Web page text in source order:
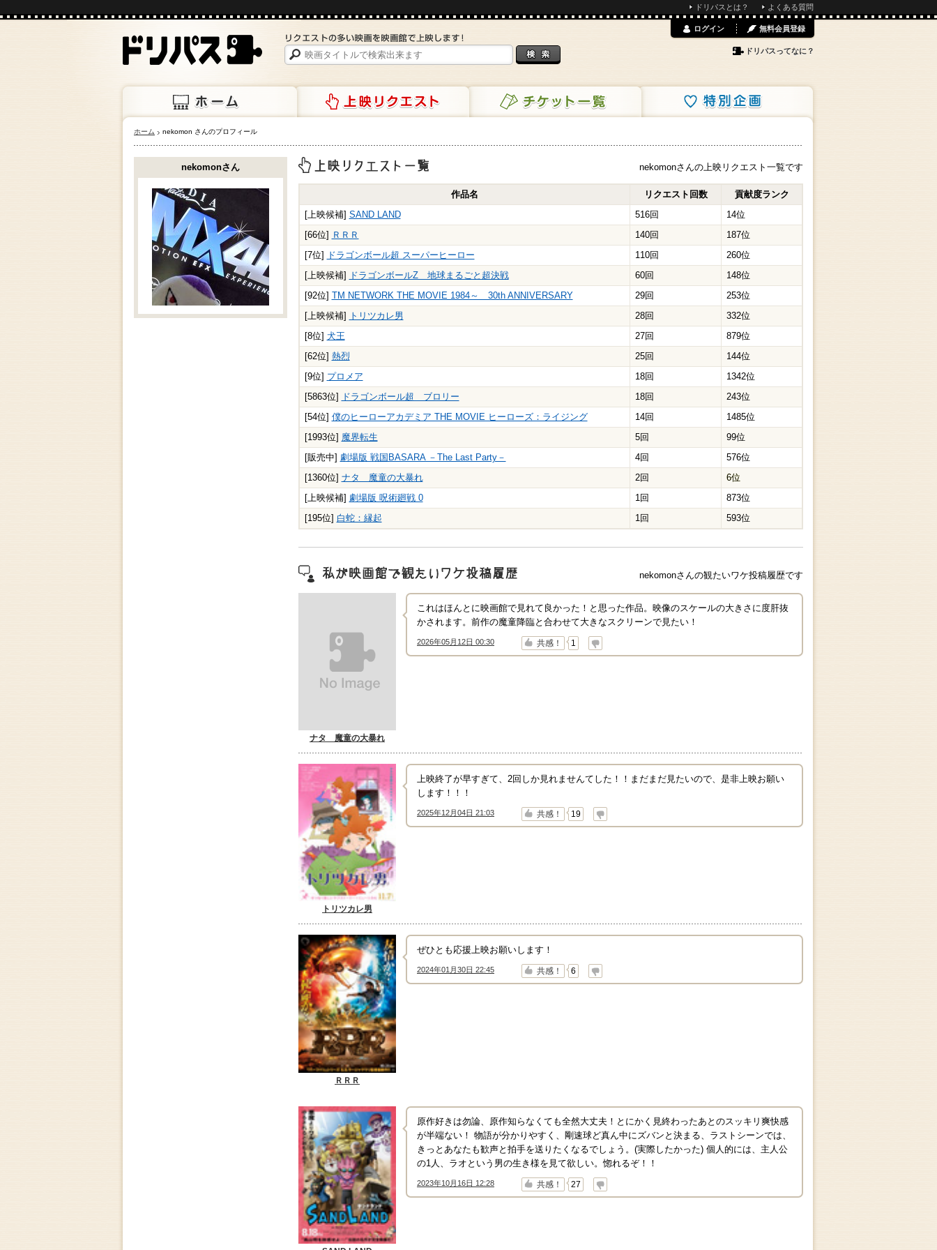
ドリパスとは？ よくある質問
ホーム 上映リクエスト チケット一覧 特別企画
ログイン 無料会員登録
ドリパスってなに？
ホーム nekomon さんのプロフィール
上映リクエスト一覧
nekomonさんの上映リクエスト一覧です
作品名 リクエスト回数
貢献度ランク
[上映候補] SAND LAND 516回
14位
[66位] ＲＲＲ 140回
187位
[7位]
ドラゴンボール超 スーパーヒーロー 110回
260位
[上映候補]
ドラゴンボールZ 地球まるごと超決戦 60回
148位
[92位] TM NETWORK THE MOVIE 1984～ 30th ANNIVERSARY 29回
253位
[上映候補]
トリツカレ男 28回
332位
[8位] 犬王 27回
879位
[62位] 熱烈 25回
144位
[9位] プロメア 18回
1342位
[5863位]
ドラゴンボール超 ブロリー 18回
243位
[54位] 僕のヒーローアカデミア THE MOVIE ヒーローズ：ライジング 14回
1485位
[1993位] 魔界転生 5回
99位
[販売中] 劇場版 戦国BASARA －The Last Party－ 4回
576位
[1360位] ナタ 魔童の大暴れ 2回
6位
[上映候補] 劇場版 呪術廻戦 0 1回
873位
[195位] 白蛇：縁起 1回 593位
"映画館で観たいワケ"投稿履歴
nekomonさんの観たいワケ投稿履歴です
ナタ 魔童の大暴れ
これはほんとに映画館で見れて良かった！と思った作品。映像のスケールの大きさに度肝抜
かされます。前作の魔童降臨と合わせて大きなスクリーンで見たい！
2026年05月12日 00:30
↑ 共感！ 1
↓
トリツカレ男
上映終了が早すぎて、2回しか見れませんてした！！まだまだ見たいので、是非上映お願い
します！！！
2025年12月04日 21:03
↑ 共感！ 19
↓
ＲＲＲ
ぜひとも応援上映お願いします！
2024年01月30日 22:45
↑ 共感！ 6
↓
原作好きは勿論、原作知らなくても全然大丈夫！とにかく見終わったあとのスッキリ爽快感
が半端ない！ 物語が分かりやすく、剛速球ど真ん中にズバンと決まる、ラストシーンでは、
きっとあなたも歓声と拍手を送りたくなるでしょう。(実際したかった) 個人的には、主人公
の1人、ラオという男の生き様を見て欲しい。惚れるぞ！！
2023年10月16日 12:28
↑ 共感！ 27
↓
nekomonさん